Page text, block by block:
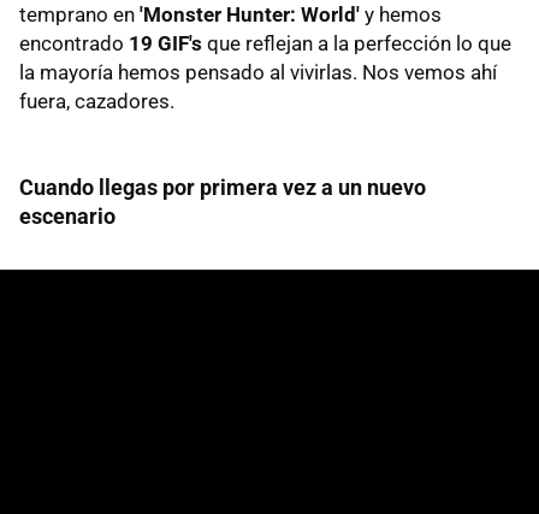
temprano en 'Monster Hunter: World' y hemos
encontrado 19 GIF's que reflejan a la perfección lo que
la mayoría hemos pensado al vivirlas. Nos vemos ahí
fuera, cazadores.
Cuando llegas por primera vez a un nuevo
escenario